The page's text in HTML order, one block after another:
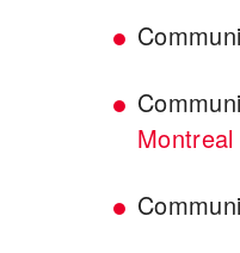
Montreal